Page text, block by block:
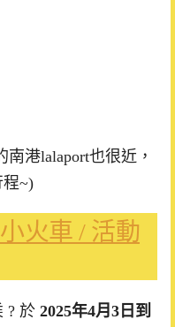
港lalaport也很近，
~)
火車 / 活動
? 於 2025年4月3日到